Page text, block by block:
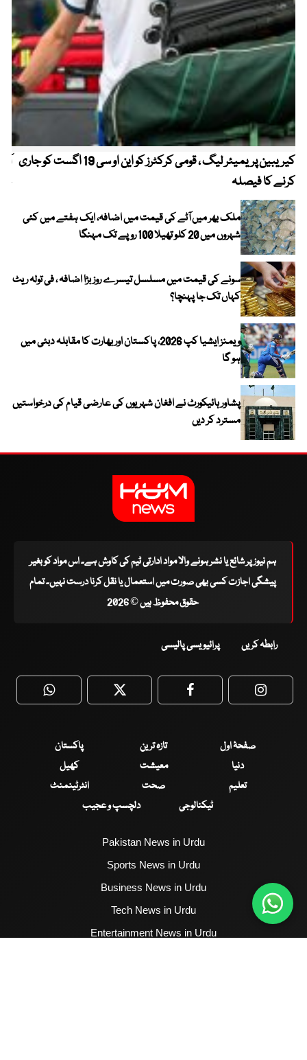
کیریبین پریمیئر لیگ ، قومی کرکٹرز کو این او سی 19 اگست کو جاری
کرنے کا فیصلہ
ملک بھر میں آٹے کی قیمت میں اضافہ، ایک ہفتے میں کئی
شہروں میں 20 کلو تھیلا 100 روپے تک مہنگا
سونے کی قیمت میں مسلسل تیسرے روز بڑا اضافہ ، فی تولہ ریٹ
کہاں تک جا پہنچا؟
ویمنز ایشیا کپ 2026، پاکستان اور بھارت کا مقابلہ دبئی میں
ہو گا
پشاور ہائیکورٹ نے افغان شہریوں کی عارضی قیام کی درخواستیں
مسترد کر دیں
ہم نیوز پر شائع یا نشر ہونے والا مواد ادارتی ٹیم کی کاوش ہے۔ اس مواد کو بغیر
پیشگی اجازت کسی بھی صورت میں استعمال یا نقل کرنا درست نہیں۔ تمام
حقوق محفوظ ہیں © 2026
رابطہ کریں پرائیویسی پالیسی
WhatsApp Twitter Facebook
صفحۂ اول تازہ ترین
پاکستان
دنیا
معیشت
کھیل
تعلیم
صحت
انٹرٹینمنٹ
ٹیکنالوجی
دلچسپ و عجیب
Pakistan News in Urdu
Sports News in Urdu
Business News in Urdu
Tech News in Urdu
Entertainment News in Urdu